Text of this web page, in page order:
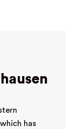
has